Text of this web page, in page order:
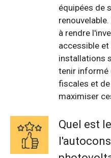
équipées de
à rendre
accessible
installations
tenir informé
fiscales et
maximiser
Quel est